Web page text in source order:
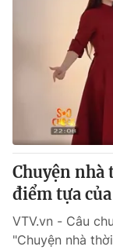
Chuyện nhà
điểm tựa
VTV.vn - Câu
"Chuyện nhà